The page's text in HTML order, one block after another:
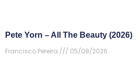
Pete Yorn – All The Beauty (2026)
Francisco Pereira
05/08/2026